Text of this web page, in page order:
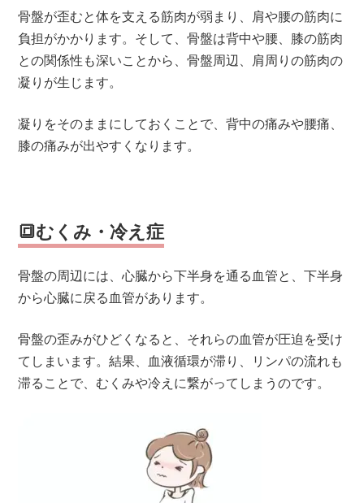
骨盤が歪むと体を支える筋肉が弱まり、肩や腰の筋肉に
負担がかかります。そして、骨盤は背中や腰、膝の筋肉
との関係性も深いことから、骨盤周辺、肩周りの筋肉の
凝りが生じます。
凝りをそのままにしておくことで、背中の痛みや腰痛、
膝の痛みが出やすくなります。
🔳むくみ・冷え症
骨盤の周辺には、心臓から下半身を通る血管と、下半身
から心臓に戻る血管があります。
骨盤の歪みがひどくなると、それらの血管が圧迫を受け
てしまいます。結果、血液循環が滞り、リンパの流れも
滞ることで、むくみや冷えに繋がってしまうのです。